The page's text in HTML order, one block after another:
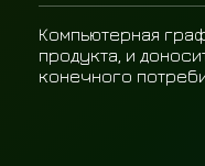
Компьютерная
продукта, и
конечного